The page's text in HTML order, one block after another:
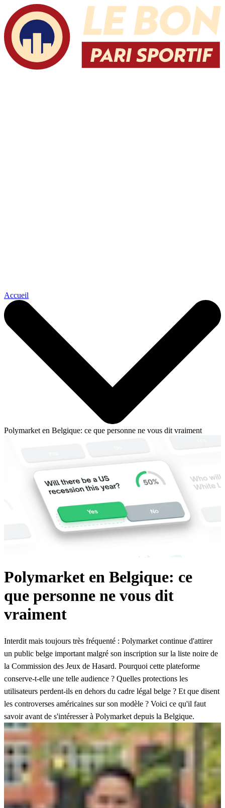
Accueil
Polymarket en Belgique: ce que personne ne vous dit vraiment
Polymarket en Belgique: ce
que personne ne vous dit
vraiment
Interdit mais toujours très fréquenté : Polymarket continue d'attirer
un public belge important malgré son inscription sur la liste noire de
la Commission des Jeux de Hasard. Pourquoi cette plateforme
conserve-t-elle une telle audience ? Quelles protections les
utilisateurs perdent-ils en dehors du cadre légal belge ? Et que disent
les controverses américaines sur son modèle ? Voici ce qu'il faut
savoir avant de s'intéresser à Polymarket depuis la Belgique.